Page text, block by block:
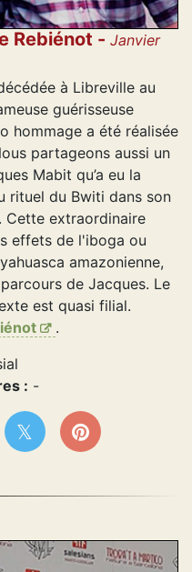
Rebiénot - Janvier
à Libreville au
guérisseuse
hommage a été réalisée
partageons aussi un
Mabit qu’a eu la
rituel du Bwiti dans son
Cette extraordinaire
effets de l'iboga ou
amazonienne,
de Jacques. Le
est quasi filial.
.
: -